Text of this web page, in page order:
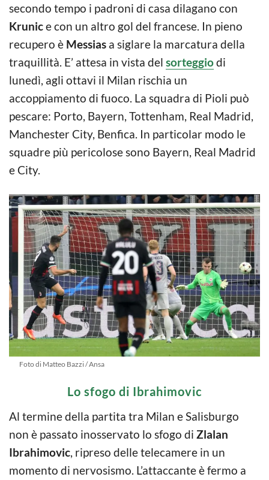
secondo tempo i padroni di casa dilagano con
Krunice con un altro gol del francese. In pieno
recupero è Messias a siglare la marcatura della
traquillità. E’ attesa in vista del sorteggiodi
lunedì, agli ottavi il Milan rischia un
accoppiamento di fuoco. La squadra di Pioli può
pescare: Porto, Bayern, Tottenham, Real Madrid,
Manchester City, Benfica. In particolar modo le
squadre più pericolose sono Bayern, Real Madrid
e City.
Foto di Matteo Bazzi / Ansa
Lo sfogo di Ibrahimovic
Al termine della partita tra Milan e Salisburgo
non è passato inosservato lo sfogo di Zlalan
Ibrahimovic, ripreso delle telecamere in un
momento di nervosismo. L’attaccante è fermo a